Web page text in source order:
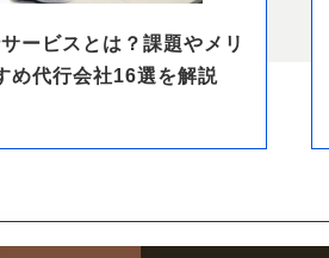
ービスとは？課題やメリ
め代行会社16選を解説